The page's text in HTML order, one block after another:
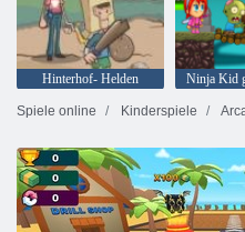
Hinterhof- Helden
Spiele online
Kinderspiele